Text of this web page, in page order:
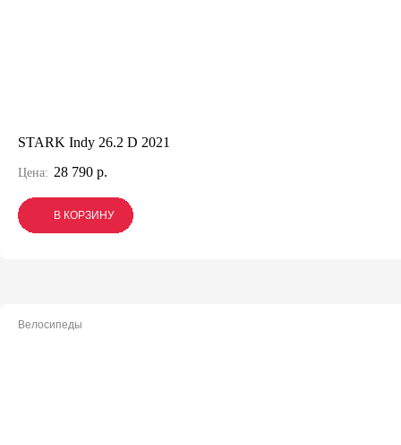
STARK Indy 26.2 D 2021
Цена: 28 790 р.
В КОРЗИНУ
В КОРЗИНУ
В КОРЗИНУ
Велосипеды